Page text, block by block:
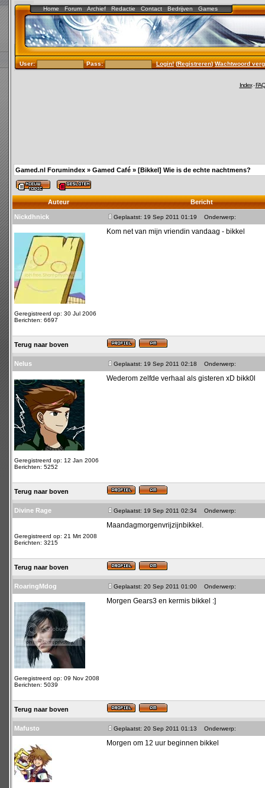
Home Forum Archief Redactie Contact Bedrijven Games
User: Pass: Login!(Registreren)Wachtwoord
Index-FAQ
Gamed.nl Forumindex » Gamed Café » [Bikkel] Wie is de echte nachtmens?
Auteur Bericht
Nickdhnick Geplaatst: 19 Sep 2011 01:19 Onderwerp:
Geregistreerd op: 30 Jul 2006
Berichten: 6697
Kom net van mijn vriendin vandaag - bikkel
Terug naar boven
Nelus Geplaatst: 19 Sep 2011 02:18 Onderwerp:
Geregistreerd op: 12 Jan 2006
Berichten: 5252
Wederom zelfde verhaal als gisteren xD bikk0l
Terug naar boven
Divine Rage Geplaatst: 19 Sep 2011 02:34 Onderwerp:
Geregistreerd op: 21 Mrt 2008
Berichten: 3215
Maandagmorgenvrijzijnbikkel.
Terug naar boven
RoaringMdog Geplaatst: 20 Sep 2011 01:00 Onderwerp:
Geregistreerd op: 09 Nov 2008
Berichten: 5039
Morgen Gears3 en kermis bikkel :]
Terug naar boven
Mafusto Geplaatst: 20 Sep 2011 01:13 Onderwerp:
Morgen om 12 uur beginnen bikkel